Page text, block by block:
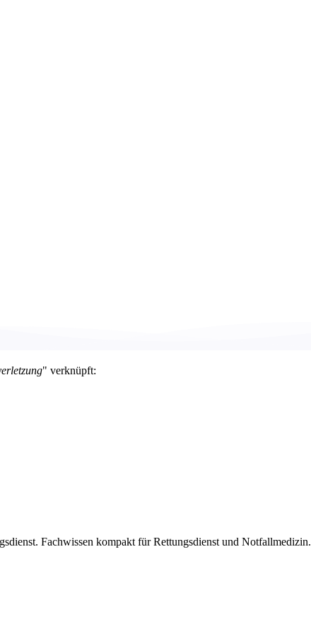
" verknüpft:
Fachwissen kompakt für Rettungsdienst und Notfallmedizin.